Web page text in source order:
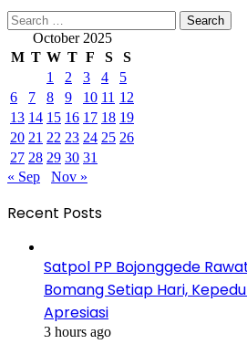
Search
for: October 2025
M T W T F S
S
1
2 3 4
5
6
7 8 9 10 11 12
13 14 15 16 17 18 19
20 21 22 23 24 25 26
27 28 29 30 31
« Sep
Nov »
Recent Posts
Satpol PP Bojonggede
Bomang Setiap Hari,
Apresiasi
3 hours ago